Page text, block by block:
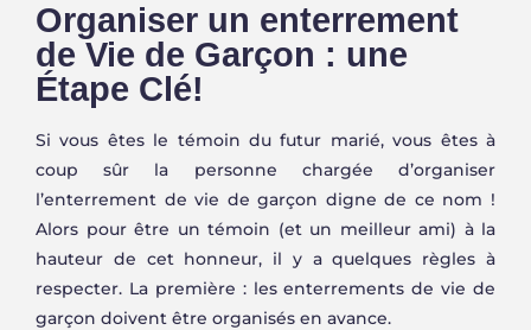
Organiser un enterrement
de Vie de Garçon : une
Étape Clé!
Si vous êtes le témoin du futur marié, vous êtes à
coup sûr la personne chargée d’organiser
l’enterrement de vie de garçon digne de ce nom !
Alors pour être un témoin (et un meilleur ami) à la
hauteur de cet honneur, il y a quelques règles à
respecter. La première : les enterrements de vie de
garçon doivent être organisés en avance.